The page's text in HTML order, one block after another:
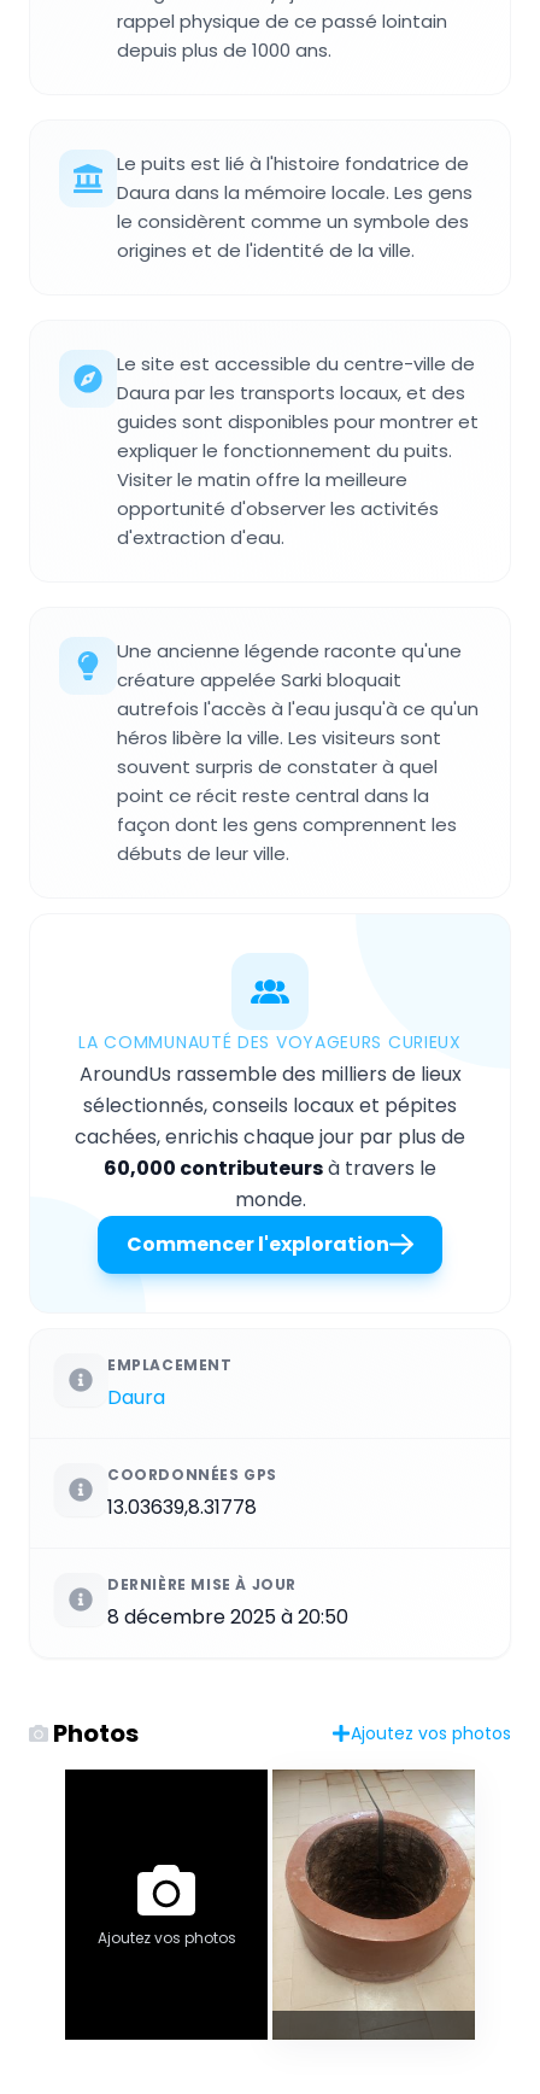
rappel physique de ce passé lointain
depuis plus de 1000 ans.
Le puits est lié à l'histoire fondatrice de
Daura dans la mémoire locale. Les gens
le considèrent comme un symbole des
origines et de l'identité de la ville.
Le site est accessible du centre-ville de
Daura par les transports locaux, et des
guides sont disponibles pour montrer et
expliquer le fonctionnement du puits.
Visiter le matin offre la meilleure
opportunité d'observer les activités
d'extraction d'eau.
Une ancienne légende raconte qu'une
créature appelée Sarki bloquait
autrefois l'accès à l'eau jusqu'à ce qu'un
héros libère la ville. Les visiteurs sont
souvent surpris de constater à quel
point ce récit reste central dans la
façon dont les gens comprennent les
débuts de leur ville.
LA COMMUNAUTÉ DES VOYAGEURS CURIEUX
AroundUs rassemble des milliers de lieux
sélectionnés, conseils locaux et pépites
cachées, enrichis chaque jour par plus de
60,000 contributeursà travers le
monde.
Commencer l'exploration
EMPLACEMENT
Daura
COORDONNÉES GPS
13.03639,8.31778
DERNIÈRE MISE À JOUR
8 décembre 2025 à 20:50
Photos Ajoutez vos photos
Ajoutez vos photos